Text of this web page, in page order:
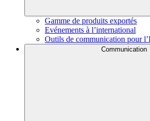
Gamme de produits exportés
Evénements à l’international
Outils de communication pour
Communication